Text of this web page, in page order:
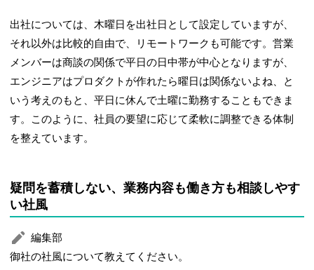
出社については、木曜日を出社日として設定していますが、
それ以外は比較的自由で、リモートワークも可能です。営業
メンバーは商談の関係で平日の日中帯が中心となりますが、
エンジニアはプロダクトが作れたら曜日は関係ないよね、と
いう考えのもと、平日に休んで土曜に勤務することもできま
す。このように、社員の要望に応じて柔軟に調整できる体制
を整えています。
疑問を蓄積しない、業務内容も働き方も相談しやす
い社風
編集部
御社の社風について教えてください。